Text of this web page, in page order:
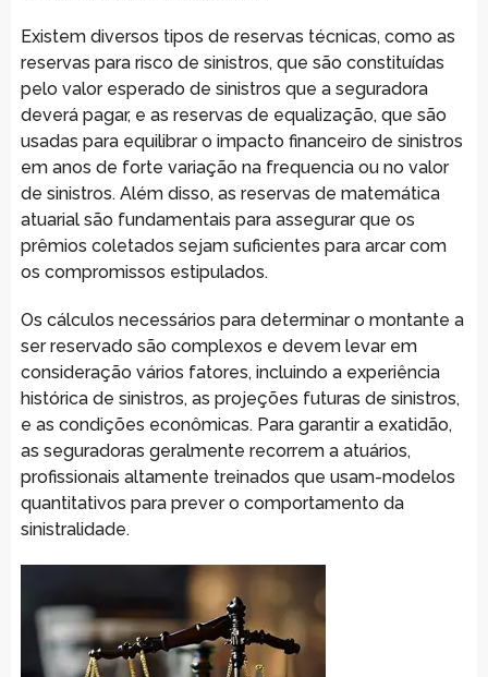
Existem diversos tipos de reservas técnicas, como as
reservas para risco de sinistros, que são constituídas
pelo valor esperado de sinistros que a seguradora
deverá pagar, e as reservas de equalização, que são
usadas para equilibrar o impacto financeiro de sinistros
em anos de forte variação na frequencia ou no valor
de sinistros. Além disso, as reservas de matemática
atuarial são fundamentais para assegurar que os
prêmios coletados sejam suficientes para arcar com
os compromissos estipulados.
Os cálculos necessários para determinar o montante a
ser reservado são complexos e devem levar em
consideração vários fatores, incluindo a experiência
histórica de sinistros, as projeções futuras de sinistros,
e as condições econômicas. Para garantir a exatidão,
as seguradoras geralmente recorrem a atuários,
profissionais altamente treinados que usam-modelos
quantitativos para prever o comportamento da
sinistralidade.